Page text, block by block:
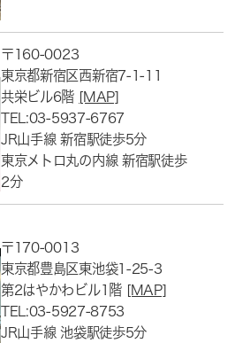
〒160-0023
東京都新宿区西新宿7-1-11
共栄ビル6階 [MAP]
TEL:03-5937-6767
JR山手線 新宿駅徒歩5分
東京メトロ丸の内線 新宿駅徒歩
2分
〒170-0013
東京都豊島区東池袋1-25-3
第2はやかわビル1階 [MAP]
TEL:03-5927-8753
JR山手線 池袋駅徒歩5分